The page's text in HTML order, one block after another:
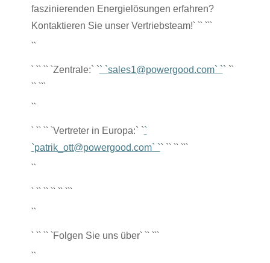
faszinierenden Energielösungen erfahren?
Kontaktieren Sie unser Vertriebsteam!` `` ```
``
` `` `` `Zentrale:` `` `sales1@powergood.com` `` ``
`` ```
``
` `` `` `Vertreter in Europa:` ``
`patrik_ott@powergood.com` `` `` `` ```
``
` `` `` `` `` ```
``
` `` `` `Folgen Sie uns über` `` ```
``